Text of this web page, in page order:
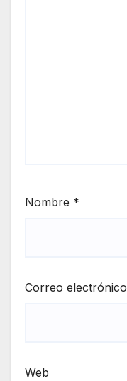
Nombre *
Correo electrónico
Web